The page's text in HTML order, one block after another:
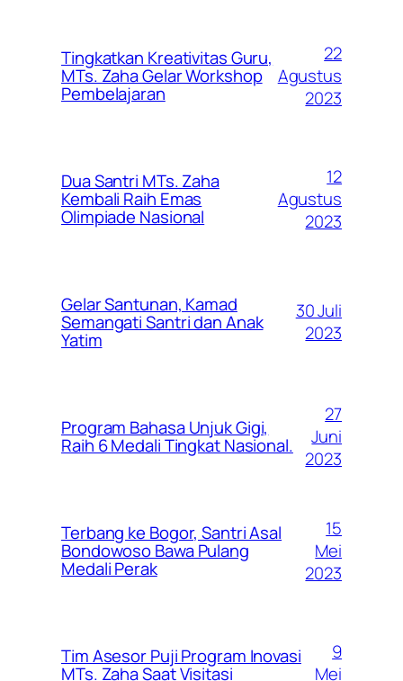
Tingkatkan Kreativitas Guru,
MTs. Zaha Gelar Workshop
Pembelajaran
22
Agustus
2023
Dua Santri MTs. Zaha
Kembali Raih Emas
Olimpiade Nasional
12
Agustus
2023
Gelar Santunan, Kamad
Semangati Santri dan Anak
Yatim
30 Juli
2023
Program Bahasa Unjuk Gigi,
Raih 6 Medali Tingkat Nasional.
27
Juni
2023
Terbang ke Bogor, Santri Asal
Bondowoso Bawa Pulang
Medali Perak
15
Mei
2023
Tim Asesor Puji Program Inovasi
MTs. Zaha Saat Visitasi
9
Mei